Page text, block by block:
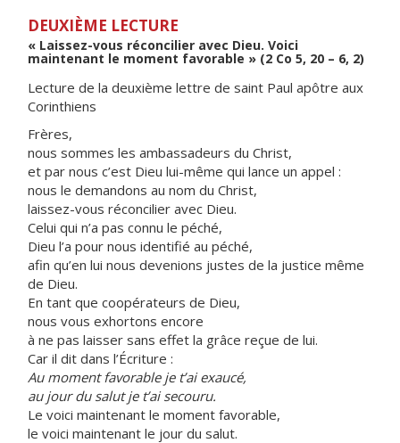
DEUXIÈME LECTURE
« Laissez-vous réconcilier avec Dieu. Voici
maintenant le moment favorable » (2 Co 5, 20 – 6, 2)
Lecture de la deuxième lettre de saint Paul apôtre aux
Corinthiens
Frères,
nous sommes les ambassadeurs du Christ,
et par nous c’est Dieu lui-même qui lance un appel :
nous le demandons au nom du Christ,
laissez-vous réconcilier avec Dieu.
Celui qui n’a pas connu le péché,
Dieu l’a pour nous identifié au péché,
afin qu’en lui nous devenions justes de la justice même
de Dieu.
En tant que coopérateurs de Dieu,
nous vous exhortons encore
à ne pas laisser sans effet la grâce reçue de lui.
Car il dit dans l’Écriture :
Au moment favorable je t’ai exaucé,
au jour du salut je t’ai secouru.
Le voici maintenant le moment favorable,
le voici maintenant le jour du salut.